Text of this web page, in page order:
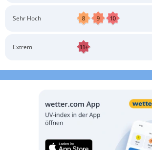
Langärmlige Bekleidung
Sonnenbrille
Sehr Hoch
Langärmlige Bekleidung
Extrem